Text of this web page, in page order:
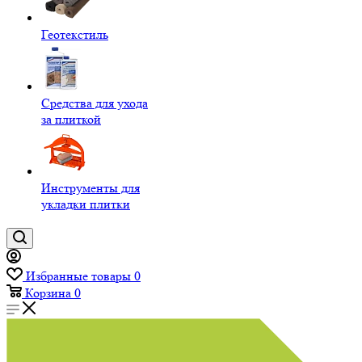
Геотекстиль
Средства для ухода
за плиткой
Инструменты для
укладки плитки
Избранные товары 0
Корзина 0